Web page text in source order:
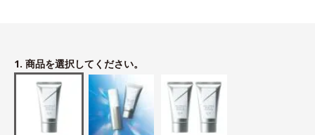
1. 商品を選択してください。